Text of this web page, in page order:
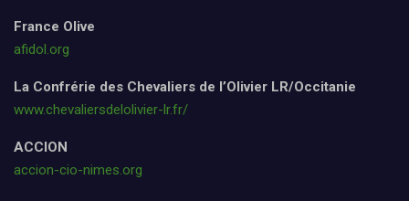
France Olive
afidol.org
La Confrérie des Chevaliers de l’Olivier LR/Occitanie
www.chevaliersdelolivier-lr.fr/
ACCION
accion-cio-nimes.org